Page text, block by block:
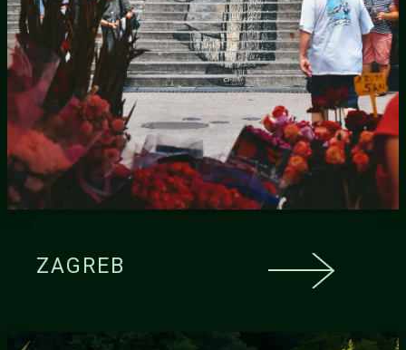
ZAGREB